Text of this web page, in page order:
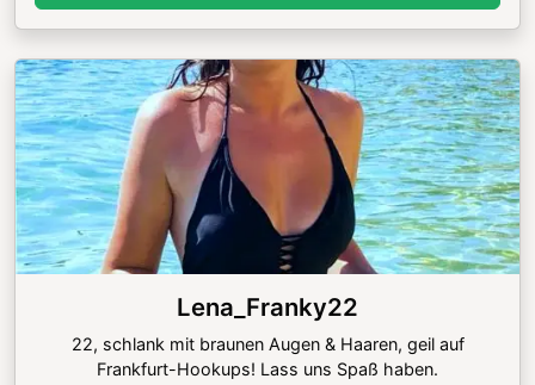
Lena_Franky22
22, schlank mit braunen Augen & Haaren, geil auf
Frankfurt-Hookups! Lass uns Spaß haben.